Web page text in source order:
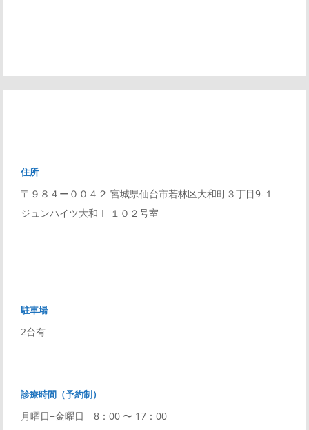
住所
〒９８４ー００４２ 宮城県仙台市若林区大和町３丁目9-１
ジュンハイツ大和Ⅰ １０２号室
駐車場
2台有
診療時間（予約制）
月曜日−金曜日 8：00 〜 17：00